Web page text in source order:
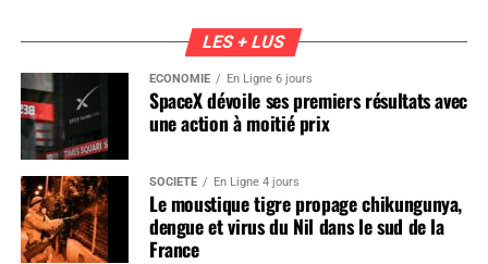
LES + LUS
ÉCONOMIE En Ligne 6 jours
SpaceX dévoile ses premiers résultats avec
une action à moitié prix
SOCIÉTÉ En Ligne 4 jours
Le moustique tigre propage chikungunya,
dengue et virus du Nil dans le sud de la
France